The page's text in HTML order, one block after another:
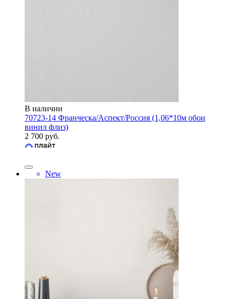
В наличии
70723-14 Франческа/Аспект/Россия (1,06*10м обои
винил флиз)
2 700 руб.
New